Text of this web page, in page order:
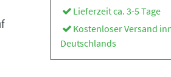
Lieferzeit ca. 3-5 Tage
Kostenloser Versand
Deutschlands